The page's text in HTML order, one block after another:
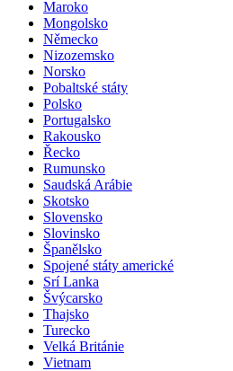
Maroko
Mongolsko
Německo
Nizozemsko
Norsko
Pobaltské státy
Polsko
Portugalsko
Rakousko
Řecko
Rumunsko
Saudská Arábie
Skotsko
Slovensko
Slovinsko
Španělsko
Spojené státy americké
Srí Lanka
Švýcarsko
Thajsko
Turecko
Velká Británie
Vietnam